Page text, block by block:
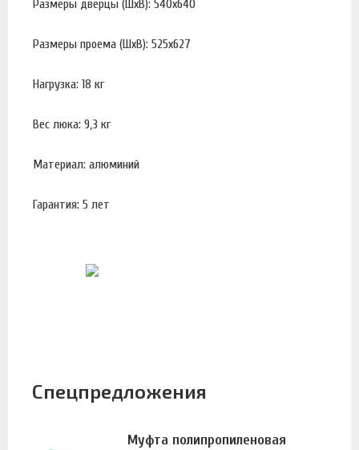
Размеры дверцы (ШхВ): 540х640
Размеры проема (ШхВ): 525х627
Нагрузка: 18 кг
Вес люка: 9,3 кг
Материал: алюминий
Гарантия: 5 лет
Спецпредложения
Муфта полипропиленовая